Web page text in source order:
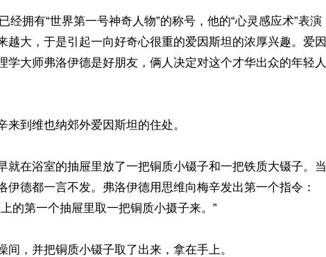
经拥有“世界第一号神奇人物”的称号，他的“心灵感应术”表演
越大，于是引起一向好奇心很重的爱因斯坦的浓厚兴趣。爱因
学大师弗洛伊德是好朋友，俩人决定对这个才华出众的年轻人
到维也纳郊外爱因斯坦的住处。
就在浴室的抽屉里放了一把铜质小镊子和一把铁质大镊子。当
伊德都一言不发。弗洛伊德用思维向梅辛发出第一个指令：
的第一个抽屉里取一把铜质小摄子来。”
间，并把铜质小镊子取了出来，拿在手上。